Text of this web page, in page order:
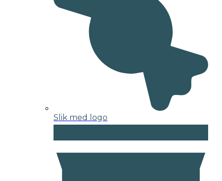
Slik med logo